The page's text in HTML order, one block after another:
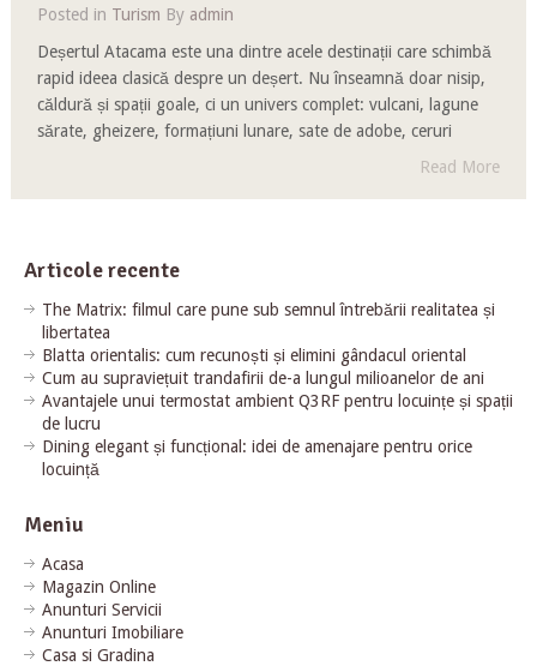
Posted in Turism By admin
Deșertul Atacama este una dintre acele destinații care schimbă
rapid ideea clasică despre un deșert. Nu înseamnă doar nisip,
căldură și spații goale, ci un univers complet: vulcani, lagune
sărate, gheizere, formațiuni lunare, sate de adobe, ceruri
Read More
Articole recente
The Matrix: filmul care pune sub semnul întrebării realitatea și
libertatea
Blatta orientalis: cum recunoști și elimini gândacul oriental
Cum au supraviețuit trandafirii de-a lungul milioanelor de ani
Avantajele unui termostat ambient Q3RF pentru locuințe și spații
de lucru
Dining elegant și funcțional: idei de amenajare pentru orice
locuință
Meniu
Acasa
Magazin Online
Anunturi Servicii
Anunturi Imobiliare
Casa si Gradina